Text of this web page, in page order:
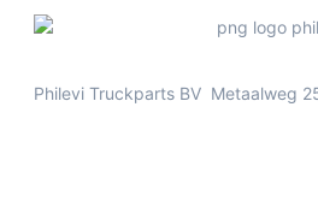
Philevi Truckparts BV Metaalweg